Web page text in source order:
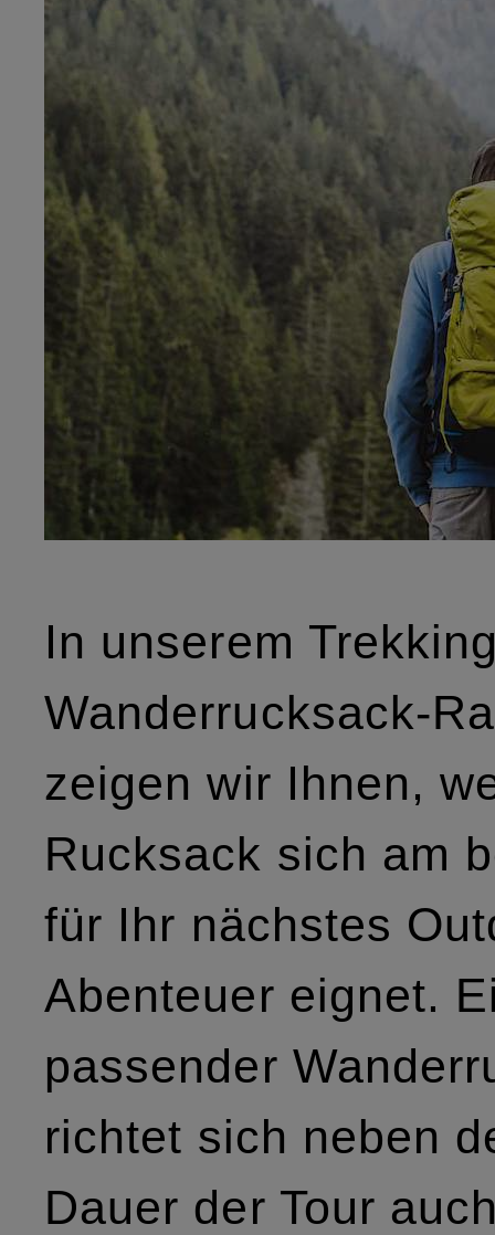
In unserem
Wanderrucksack-
zeigen wir Ihnen,
Rucksack sich am
für Ihr nächstes
Abenteuer eignet.
passender
richtet sich neben
Dauer der Tour